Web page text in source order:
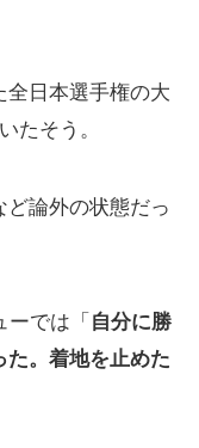
全日本選手権の大
たそう。
論外の状態だっ
では「 自分に勝
た。着地を止めた